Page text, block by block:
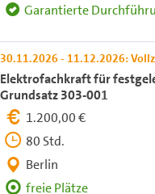
Garantierte
30.11.2026 - 11.12.2026:
Elektrofachkraft für
Grundsatz 303-001
1.200,00 €
80 Std.
Berlin
freie Plätze